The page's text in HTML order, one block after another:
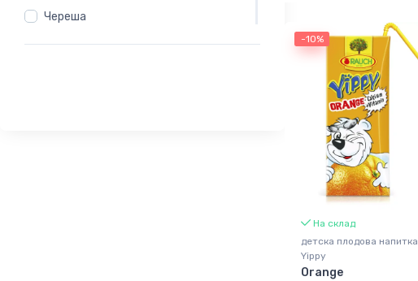
Череша
Ябълка
-10%
На склад
детска плодова напитка
Yippy
Orange